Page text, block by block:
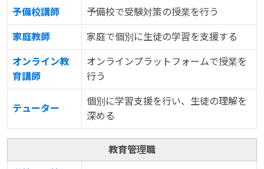
予備校講師 予備校で受験対策の授業を行う
家庭教師 家庭で個別に生徒の学習を支援する
オンライン教
育講師
オンラインプラットフォームで授業を
行う
テューター
個別に学習支援を行い、生徒の理解を
深める
教育管理職